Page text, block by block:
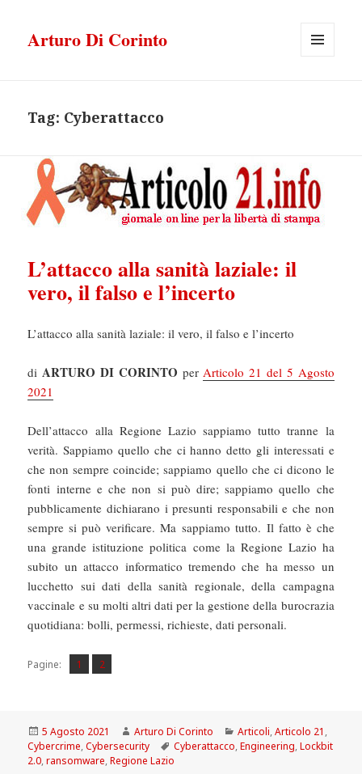
Arturo Di Corinto
Tag: Cyberattacco
L’attacco alla sanità laziale: il
vero, il falso e l’incerto
L’attacco alla sanità laziale: il vero, il falso e l’incerto
di ARTURO DI CORINTO per Articolo 21 del 5 Agosto
2021
Dell’attacco alla Regione Lazio sappiamo tutto tranne la
verità. Sappiamo quello che ci hanno detto gli interessati e
che non sempre coincide; sappiamo quello che ci dicono le
fonti interne e che non si può dire; sappiamo quello che
pubblicamente dichiarano i presunti responsabili e che non
sempre si può verificare. Ma sappiamo tutto. Il fatto è che
una grande istituzione politica come la Regione Lazio ha
subito un attacco informatico tremendo che ha messo un
lucchetto sui dati della sanità regionale, della campagna
vaccinale e su molti altri dati per la gestione della burocrazia
quotidiana: bolli, permessi, richieste, dati personali.
Pagine: Pagina
1 ,
Pagina
2
Scritto
il
5 Agosto 2021 Autore
Arturo Di Corinto Categorie
Articoli,Articolo 21 ,
Cybercrime,Cybersecurity Tag
Cyberattacco,Engineering,Lockbit
2.0,ransomware,Regione Lazio